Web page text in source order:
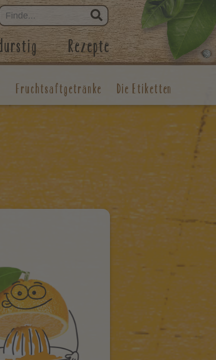
Rezepte
Fruchtsaftgetränke Die Etiketten